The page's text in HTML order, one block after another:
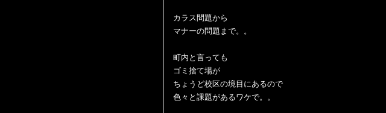
カラス問題から
マナーの問題まで。。
町内と言っても
ゴミ捨て場が
ちょうど校区の境目にあるので
色々と課題があるワケで。。